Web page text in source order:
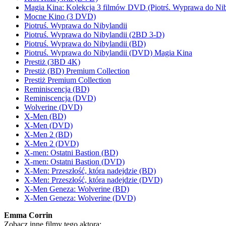
Magia Kina: Kolekcja 3 filmów DVD (Piotrś. Wyprawa do
Mocne Kino (3 DVD)
Piotruś. Wyprawa do Nibylandii
Piotruś. Wyprawa do Nibylandii (2BD 3-D)
Piotruś. Wyprawa do Nibylandii (BD)
Piotruś. Wyprawa do Nibylandii (DVD) Magia Kina
Prestiż (3BD 4K)
Prestiż (BD) Premium Collection
Prestiż Premium Collection
Reminiscencja (BD)
Reminiscencja (DVD)
Wolverine (DVD)
X-Men (BD)
X-Men (DVD)
X-Men 2 (BD)
X-Men 2 (DVD)
X-men: Ostatni Bastion (BD)
X-men: Ostatni Bastion (DVD)
X-Men: Przeszłość, która nadejdzie (BD)
X-Men: Przeszłość, która nadejdzie (DVD)
X-Men Geneza: Wolverine (BD)
X-Men Geneza: Wolverine (DVD)
Emma Corrin
Zobacz inne filmy tego aktora: